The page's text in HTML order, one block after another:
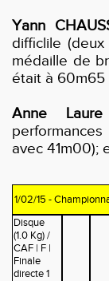
Yann
difficlile
médaille de
était à 60m65
Anne Laure
avec 41m00);
1/02/15 -
Disque
(1.0 Kg) /
CAF | F |
Finale
directe 1